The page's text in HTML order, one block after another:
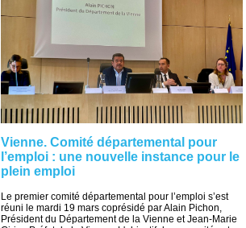
Vienne. Comité départemental pour
l’emploi : une nouvelle instance pour le
plein emploi
Le premier comité départemental pour l’emploi s’est
réuni le mardi 19 mars coprésidé par Alain Pichon,
Président du Département de la Vienne et Jean-Marie